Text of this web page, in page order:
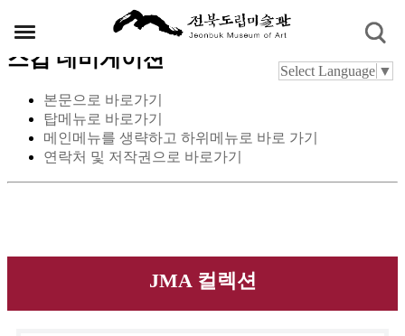
스킵 네비게이션
본문으로 바로가기
탑메뉴로 바로가기
메인메뉴를 생략하고 하위메뉴로 바로 가기
연락처 및 저작권으로 바로가기
Select Language ▼
JMA 컬렉션